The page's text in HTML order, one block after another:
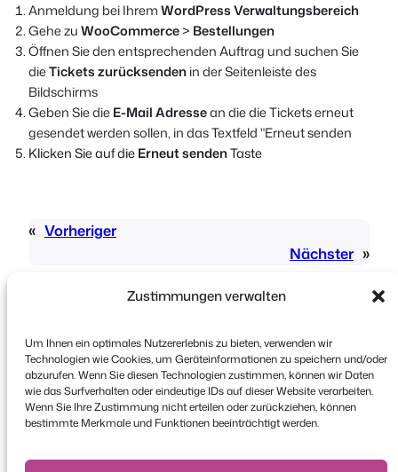
Zustimmungen verwalten
Um Ihnen ein optimales Nutzererlebnis zu bieten, verwenden wir
Technologien wie Cookies, um Geräteinformationen zu speichern und/oder
abzurufen. Wenn Sie diesen Technologien zustimmen, können wir Daten
wie das Surfverhalten oder eindeutige IDs auf dieser Website verarbeiten.
Wenn Sie Ihre Zustimmung nicht erteilen oder zurückziehen, können
bestimmte Merkmale und Funktionen beeinträchtigt werden.
Anmeldung bei IhremWordPress Verwaltungsbereich
Gehe zuWooCommerce> Bestellungen
Öffnen Sie den entsprechenden Auftrag und suchen Sie
dieTickets zurücksendenin der Seitenleiste des
Bildschirms
Geben Sie dieE-Mail Adressean die die Tickets erneut
gesendet werden sollen, in das Textfeld "Erneut senden
Klicken Sie auf dieErneut sendenTaste
« Vorheriger
Nächster »
Urheberrecht © 2026 FooEvents. Alle Rechte
vorbehalten.